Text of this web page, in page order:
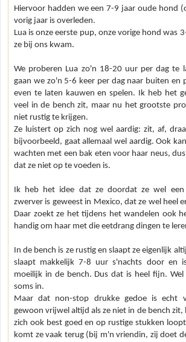
Hiervoor hadden we een 7-9 jaar oude hond
vorig jaar is overleden.
Lua is onze eerste pup, onze vorige hond was
ze bij ons kwam.
We proberen Lua zo'n 18-20 uur per dag te
gaan we zo'n 5-6 keer per dag naar buiten en
even te laten kauwen en spelen. Ik heb het
veel in de bench zit, maar nu het grootste
niet rustig te krijgen.
Ze luistert op zich nog wel aardig: zit, af,
bijvoorbeeld, gaat allemaal wel aardig. Ook
wachten met een bak eten voor haar neus,
dat ze niet op te voeden is.
Ik heb het idee dat ze doordat ze wel een
zwerver is geweest in Mexico, dat ze wel heel
Daar zoekt ze het tijdens het wandelen ook
handig om haar met die eetdrang dingen te
In de bench is ze rustig en slaapt ze eigenlijk
slaapt makkelijk 7-8 uur s'nachts door en
moeilijk in de bench. Dus dat is heel fijn.
soms in.
Maar dat non-stop drukke gedoe is echt
gewoon vrijwel altijd als ze niet in de bench
zich ook best goed en op rustige stukken
komt ze vaak terug (bij m'n vriendin, zij doet